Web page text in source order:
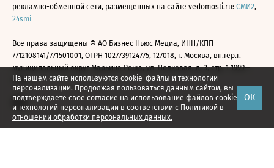
На нашем сайте используются cookie-файлы и технологии
персонализации. Продолжая пользоваться данным сайтом, вы
подтверждаете свое согласие на использование файлов cookie
и технологий персонализации в соответствии с Политикой в
отношении обработки персональных данных.
ОК
рекламно-обменной сети, размещенных на сайте vedomosti.ru: СМИ2,
24smi
Все права защищены © АО Бизнес Ньюс Медиа, ИНН/КПП
7712108141/771501001, ОГРН 1027739124775, 127018, г. Москва, вн.тер.г.
муниципальный округ Марьина Роща, ул. Полковая, д. 3, стр. 1 1999—
2026